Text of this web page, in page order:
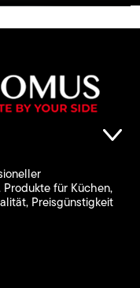
für Küchen,
Preisgünstigkeit